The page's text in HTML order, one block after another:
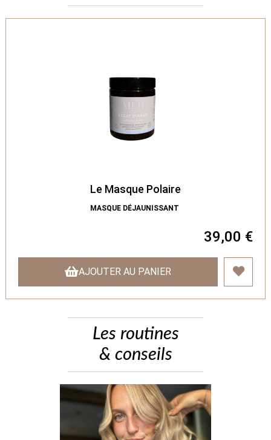
Le Masque Polaire
MASQUE DÉJAUNISSANT
39,00 €
AJOUTER AU PANIER
Les routines
& conseils